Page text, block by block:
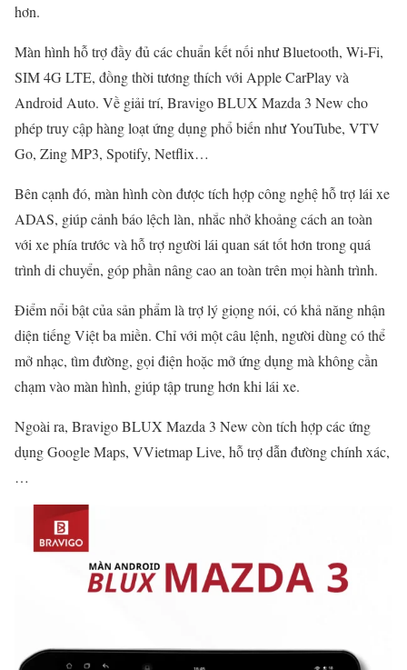
hơn.
Màn hình hỗ trợ đầy đủ các chuẩn kết nối như Bluetooth, Wi-Fi,
SIM 4G LTE, đồng thời tương thích với Apple CarPlay và
Android Auto. Về giải trí, Bravigo BLUX Mazda 3 New cho
phép truy cập hàng loạt ứng dụng phổ biến như YouTube, VTV
Go, Zing MP3, Spotify, Netflix…
Bên cạnh đó, màn hình còn được tích hợp công nghệ hỗ trợ lái xe
ADAS, giúp cảnh báo lệch làn, nhắc nhở khoảng cách an toàn
với xe phía trước và hỗ trợ người lái quan sát tốt hơn trong quá
trình di chuyển, góp phần nâng cao an toàn trên mọi hành trình.
Điểm nổi bật của sản phẩm là trợ lý giọng nói, có khả năng nhận
diện tiếng Việt ba miền. Chỉ với một câu lệnh, người dùng có thể
mở nhạc, tìm đường, gọi điện hoặc mở ứng dụng mà không cần
chạm vào màn hình, giúp tập trung hơn khi lái xe.
Ngoài ra, Bravigo BLUX Mazda 3 New còn tích hợp các ứng
dụng Google Maps, VVietmap Live, hỗ trợ dẫn đường chính xác,
…